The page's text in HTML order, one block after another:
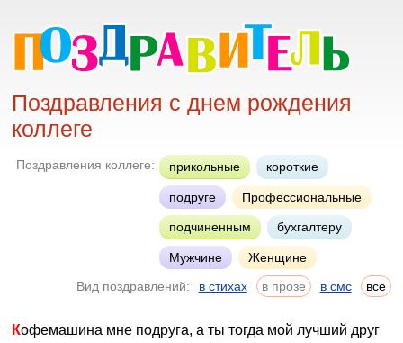
Поздравления с днем рождения
коллеге
Поздравления коллеге: прикольные короткие
подруге Профессиональные
подчиненным бухгалтеру
Мужчине
Женщине
Вид поздравлений:
в стихах в прозе в смс все
Кофемашина мне подруга, а ты тогда мой лучший друг